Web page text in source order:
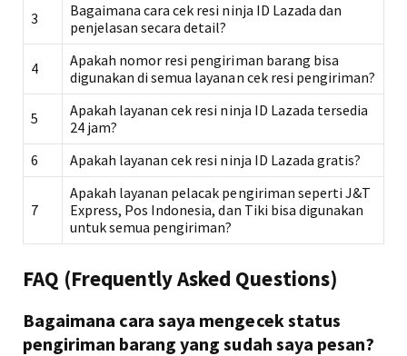
3
Bagaimana cara cek resi ninja ID Lazada dan
penjelasan secara detail?
4
Apakah nomor resi pengiriman barang bisa
digunakan di semua layanan cek resi pengiriman?
5
Apakah layanan cek resi ninja ID Lazada tersedia
24 jam?
6
Apakah layanan cek resi ninja ID Lazada gratis?
7
Apakah layanan pelacak pengiriman seperti J&T
Express, Pos Indonesia, dan Tiki bisa digunakan
untuk semua pengiriman?
FAQ (Frequently Asked Questions)
Bagaimana cara saya mengecek status
pengiriman barang yang sudah saya pesan?